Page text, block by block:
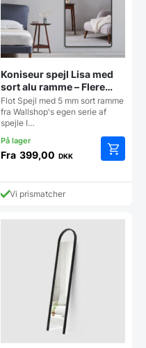
Koniseur spejl Lisa med
sort alu ramme – Flere
størrelser
Flot Spejl med 5 mm sort ramme
fra Wallshop's egen serie af
spejle I…
Fra 399,00 DKK
vare
Vi prismatcher